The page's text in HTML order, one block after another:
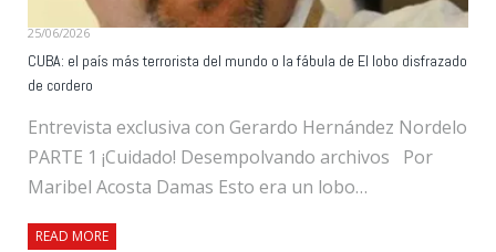
25/06/2026
CUBA: el país más terrorista del mundo o la fábula de El lobo disfrazado
de cordero
Entrevista exclusiva con Gerardo Hernández Nordelo
PARTE 1 ¡Cuidado! Desempolvando archivos Por
Maribel Acosta Damas Esto era un lobo…
READ MORE